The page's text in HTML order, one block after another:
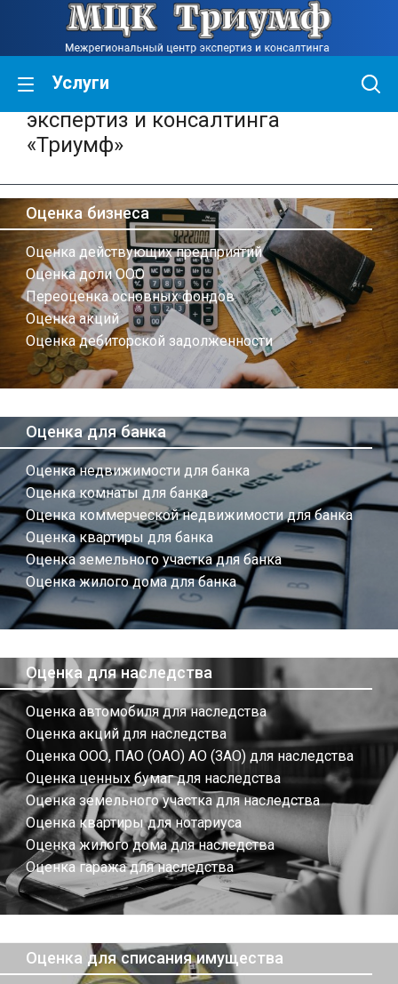
Услуги
Межрегиональный центр
экспертиз и консалтинга
«Триумф»
Оценка бизнеса
Оценка действующих предприятий
Оценка доли ООО
Переоценка основных фондов
Оценка акций
Оценка дебиторской задолженности
Оценка для банка
Оценка недвижимости для банка
Оценка комнаты для банка
Оценка коммерческой недвижимости для банка
Оценка квартиры для банка
Оценка земельного участка для банка
Оценка жилого дома для банка
Оценка для наследства
Оценка автомобиля для наследства
Оценка акций для наследства
Оценка ООО, ПАО (ОАО) АО (ЗАО) для наследства
Оценка ценных бумаг для наследства
Оценка земельного участка для наследства
Оценка квартиры для нотариуса
Оценка жилого дома для наследства
Оценка гаража для наследства
Оценка для списания имущества